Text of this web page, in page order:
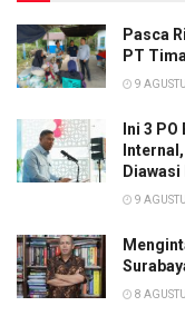
Pasca
PT
9
Ini 3
Diawasi
9
8